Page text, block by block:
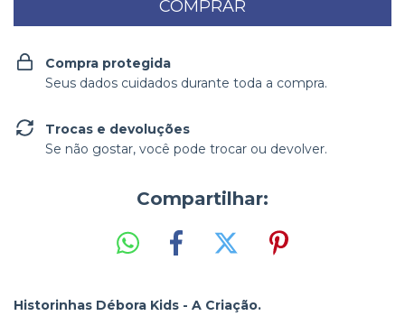
Compra protegida
Seus dados cuidados durante toda a compra.
Trocas e devoluções
Se não gostar, você pode trocar ou devolver.
Compartilhar:
Historinhas Débora Kids - A Criação.